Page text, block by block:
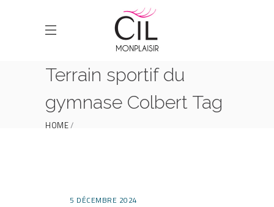
Terrain sportif du
gymnase Colbert Tag
HOME
5 DÉCEMBRE 2024